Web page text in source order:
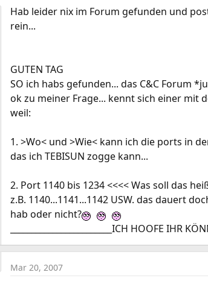
Hab leider nix im Forum gefunden und
rein...
GUTEN TAG
SO ich habs gefunden... das C&C Forum
ok zu meiner Frage... kennt sich einer mit
weil:
1. >Wo< und >Wie< kann ich die ports in
das ich TEBISUN zogge kann...
2. Port 1140 bis 1234 <<<< Was soll das
z.B. 1140...1141...1142 USW. das dauert
hab oder nicht?
________________________ICH HOOFE IHR
Mar 20, 2007